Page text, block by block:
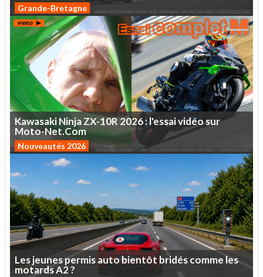
Grande-Bretagne
KawasakiNinjaZX-10R2026:l'essaividéosur
Moto-Net.Com
Nouveautés 2026
Lesjeunespermisautobientôt bridéscommeles
motardsA2?